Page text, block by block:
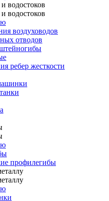
водостоков
водостоков
воздуховодов
отводов
ребер жесткости
профилегибы